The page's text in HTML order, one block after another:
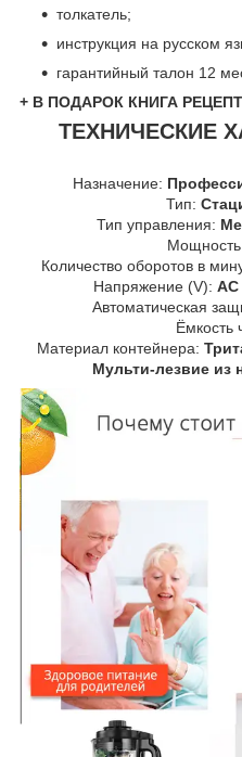
толкатель;
инструкция на русском
гарантийный талон 12
+ В ПОДАРОК КНИГА
ТЕХНИЧЕСКИЕ
Назначение:
Тип:
Тип управления:
Мощность
Количество оборотов в
Напряжение (V): AC
Автоматическая
Ёмкость
Материал контейнера:
Мульти-лезвие из